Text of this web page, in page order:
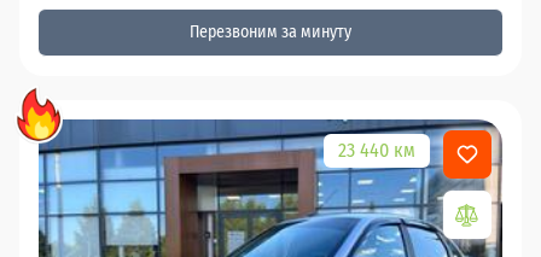
Перезвоним за минуту
23 440 км